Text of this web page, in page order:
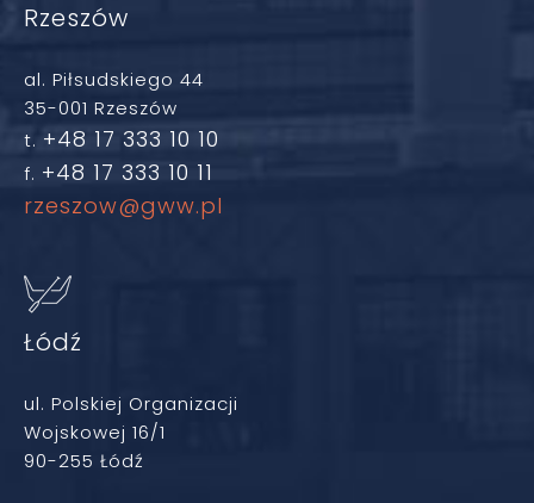
Rzeszów
al. Piłsudskiego 44
35-001 Rzeszów
t. +48 17 333 10 10
f. +48 17 333 10 11
rzeszow@gww.pl
Łódź
ul. Polskiej Organizacji
Wojskowej 16/1
90-255 Łódź